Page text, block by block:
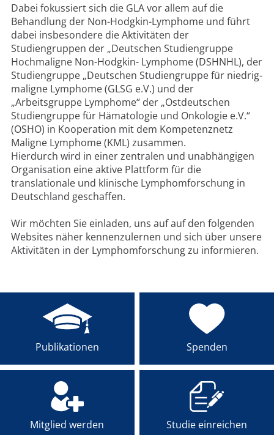
Dabei fokussiert sich die GLA vor allem auf die
Behandlung der Non-Hodgkin-Lymphome und führt
dabei insbesondere die Aktivitäten der
Studiengruppen der „Deutschen Studiengruppe
Hochmaligne Non-Hodgkin- Lymphome (DSHNHL), der
Studiengruppe „Deutschen Studiengruppe für niedrig-
maligne Lymphome (GLSG e.V.) und der
„Arbeitsgruppe Lymphome“ der „Ostdeutschen
Studiengruppe für Hämatologie und Onkologie e.V.“
(OSHO) in Kooperation mit dem Kompetenznetz
Maligne Lymphome (KML) zusammen.
Hierdurch wird in einer zentralen und unabhängigen
Organisation eine aktive Plattform für die
translationale und klinische Lymphomforschung in
Deutschland geschaffen.
Wir möchten Sie einladen, uns auf auf den folgenden
Websites näher kennenzulernen und sich über unsere
Aktivitäten in der Lymphomforschung zu informieren.
Publikationen Spenden
Mitglied werden Studie einreichen